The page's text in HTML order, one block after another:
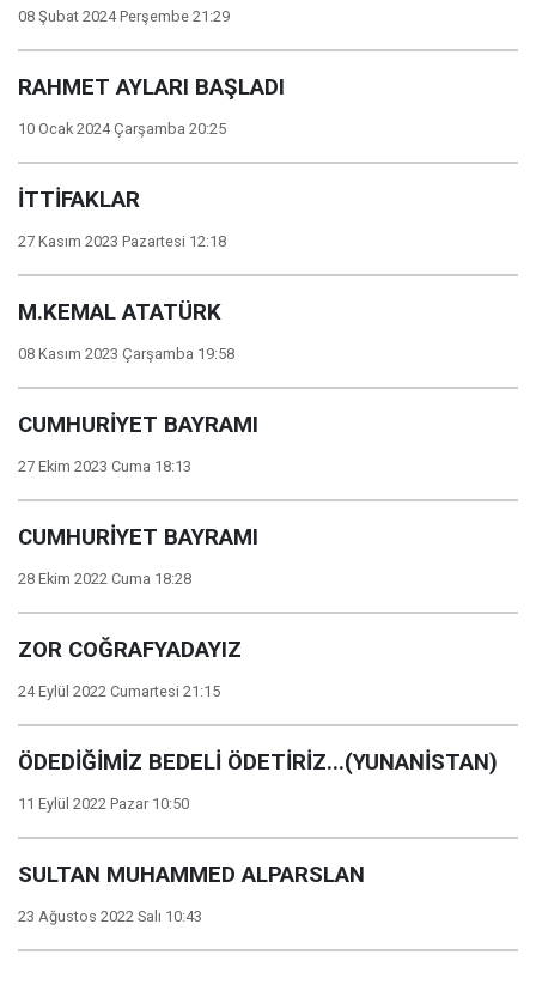
08 Şubat 2024 Perşembe 21:29
RAHMET AYLARI BAŞLADI
10 Ocak 2024 Çarşamba 20:25
İTTİFAKLAR
27 Kasım 2023 Pazartesi 12:18
M.KEMAL ATATÜRK
08 Kasım 2023 Çarşamba 19:58
CUMHURİYET BAYRAMI
27 Ekim 2023 Cuma 18:13
CUMHURİYET BAYRAMI
28 Ekim 2022 Cuma 18:28
ZOR COĞRAFYADAYIZ
24 Eylül 2022 Cumartesi 21:15
ÖDEDİĞİMİZ BEDELİ ÖDETİRİZ...(YUNANİSTAN)
11 Eylül 2022 Pazar 10:50
SULTAN MUHAMMED ALPARSLAN
23 Ağustos 2022 Salı 10:43